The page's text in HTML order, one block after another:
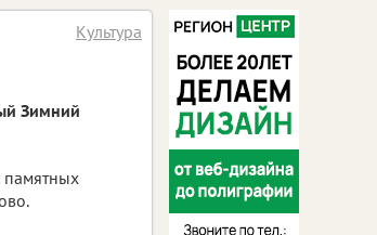
Культура
Зимний
памятных